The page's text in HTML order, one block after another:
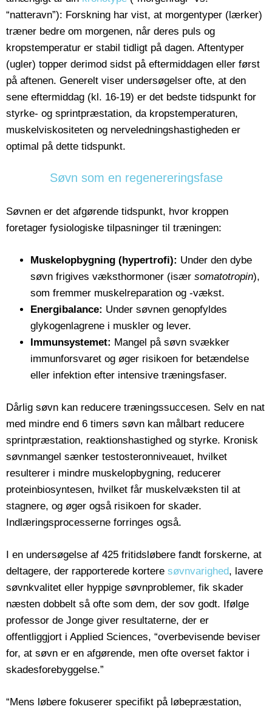
“natteravn”): Forskning har vist, at morgentyper (lærker)
træner bedre om morgenen, når deres puls og
kropstemperatur er stabil tidligt på dagen. Aftentyper
(ugler) topper derimod sidst på eftermiddagen eller først
på aftenen. Generelt viser undersøgelser ofte, at den
sene eftermiddag (kl. 16-19) er det bedste tidspunkt for
styrke- og sprintpræstation, da kropstemperaturen,
muskelviskositeten og nerveledningshastigheden er
optimal på dette tidspunkt.
Søvn som en regenereringsfase
Søvnen er det afgørende tidspunkt, hvor kroppen
foretager fysiologiske tilpasninger til træningen:
Muskelopbygning (hypertrofi): Under den dybe
søvn frigives væksthormoner (især somatotropin),
som fremmer muskelreparation og -vækst.
Energibalance: Under søvnen genopfyldes
glykogenlagrene i muskler og lever.
Immunsystemet: Mangel på søvn svækker
immunforsvaret og øger risikoen for betændelse
eller infektion efter intensive træningsfaser.
Dårlig søvn kan reducere træningssuccesen. Selv en nat
med mindre end 6 timers søvn kan målbart reducere
sprintpræstation, reaktionshastighed og styrke. Kronisk
søvnmangel sænker testosteronniveauet, hvilket
resulterer i mindre muskelopbygning, reducerer
proteinbiosyntesen, hvilket får muskelvæksten til at
stagnere, og øger også risikoen for skader.
Indlæringsprocesserne forringes også.
I en undersøgelse af 425 fritidsløbere fandt forskerne, at
deltagere, der rapporterede kortere søvnvarighed, lavere
søvnkvalitet eller hyppige søvnproblemer, fik skader
næsten dobbelt så ofte som dem, der sov godt. Ifølge
professor de Jonge giver resultaterne, der er
offentliggjort i Applied Sciences, “overbevisende beviser
for, at søvn er en afgørende, men ofte overset faktor i
skadesforebyggelse.”
“Mens løbere fokuserer specifikt på løbepræstation,